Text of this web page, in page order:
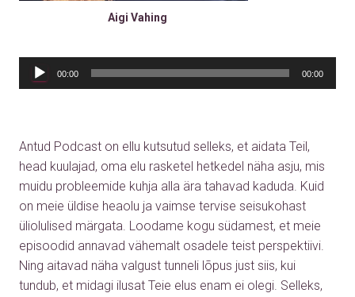
Aigi Vahing
00:00 00:00
Antud Podcast on ellu kutsutud selleks, et aidata Teil,
head kuulajad, oma elu rasketel hetkedel näha asju, mis
muidu probleemide kuhja alla ära tahavad kaduda. Kuid
on meie üldise heaolu ja vaimse tervise seisukohast
üliolulised märgata. Loodame kogu südamest, et meie
episoodid annavad vähemalt osadele teist perspektiivi.
Ning aitavad näha valgust tunneli lõpus just siis, kui
tundub, et midagi ilusat Teie elus enam ei olegi. Selleks,